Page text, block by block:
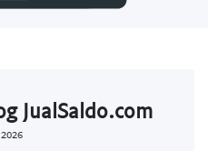
JualSaldo.com